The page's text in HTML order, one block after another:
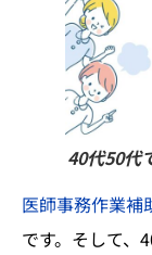
40代50代
医師事務作業補
です。そして、